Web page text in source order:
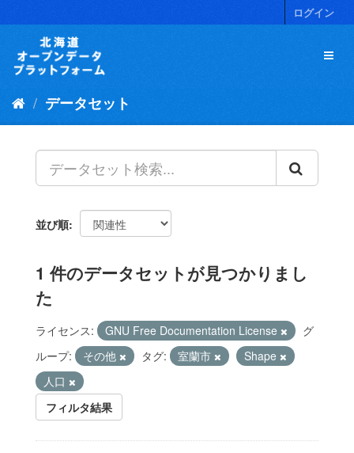
キ
ログイン
データセット
並び順
1 件のデータセットが見つかりまし
た
ライセンス: GNU Free Documentation License
グ
ループ:
その他 タグ: 室蘭市
Shape
人口
フィルタ結果